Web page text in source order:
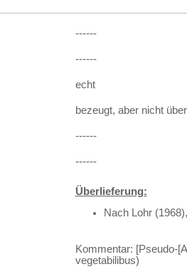
------
------
echt
bezeugt, aber nicht
------
------
Überlieferung:
Nach Lohr
Kommentar: [Pseudo-
vegetabilibus)